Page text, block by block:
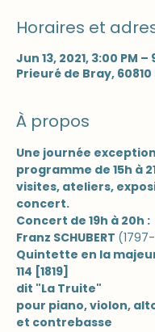
Horaires et
Jun 13, 2021, 3:00 PM –
Prieuré de Bray,
À propos
Une journée
programme de 15h à
visites, ateliers,
concert.
Concert de 19h à 20h :
Franz SCHUBERT
Quintette en la
114 [1819]
dit "La Truite"
pour piano, violon,
et contrebasse